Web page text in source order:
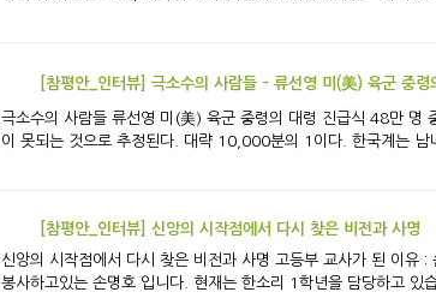
[참평안_인터뷰] 극소수의 사람들 - 류선영 미(美) 육군 중령
극소수의 사람들 류선영 미(美) 육군 중령의 대령 진급식 48만 명 중 3,000명, 0.6%. 현재 미국 육군 중 대령의 숫자이다. 이 중에서 여군에, 아시아계의 숫자로는 50명
이 못되는 것으로 추정된다. 대략 10,000분의 1이다. 한국계는 남
[참평안_인터뷰] 신앙의 시작점에서 다시 찾은 비전과 사명
신앙의 시작점에서 다시 찾은 비전과 사명 고등부 교사가 된 이유 : 손명호 교사 안녕하세요. 고등부 한소리를 졸업한지 7년 만에 다시 돌아와 올해로 5년째 고등부 교사로
봉사하고있는 손명호 입니다. 현재는 한소리 1학년을 담당하고 있